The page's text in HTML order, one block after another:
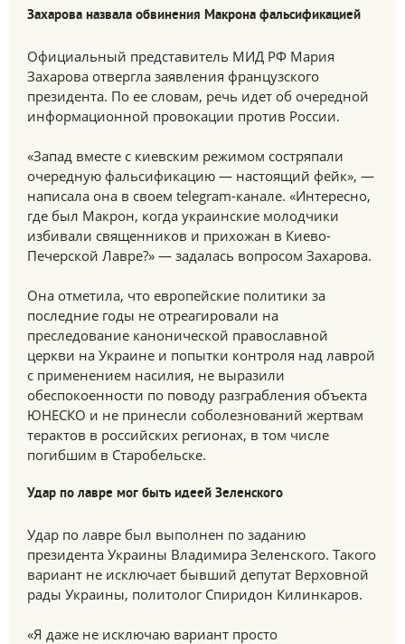
Захарова назвала обвинения Макрона фальсификацией
Официальный представитель МИД РФ Мария
Захарова отвергла заявления французского
президента. По ее словам, речь идет об очередной
информационной провокации против России.
«Запад вместе с киевским режимом состряпали
очередную фальсификацию — настоящий фейк», —
написала она в своем telegram-канале. «Интересно,
где был Макрон, когда украинские молодчики
избивали священников и прихожан в Киево-
Печерской Лавре?» — задалась вопросом Захарова.
Она отметила, что европейские политики за
последние годы не отреагировали на
преследование канонической православной
церкви на Украине и попытки контроля над лаврой
с применением насилия, не выразили
обеспокоенности по поводу разграбления объекта
ЮНЕСКО и не принесли соболезнований жертвам
терактов в российских регионах, в том числе
погибшим в Старобельске.
Удар по лавре мог быть идеей Зеленского
Удар по лавре был выполнен по заданию
президента Украины Владимира Зеленского. Такого
вариант не исключает бывший депутат Верховной
рады Украины, политолог Спиридон Килинкаров.
«Я даже не исключаю вариант просто